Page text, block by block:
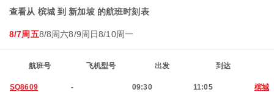
查看从 槟城 到 新加坡 的航班时刻表
8/7周五8/8周六8/9周日8/10周一
航班号 飞机型号 出发 到达
SQ8609 - 09:30 11:05 槟城